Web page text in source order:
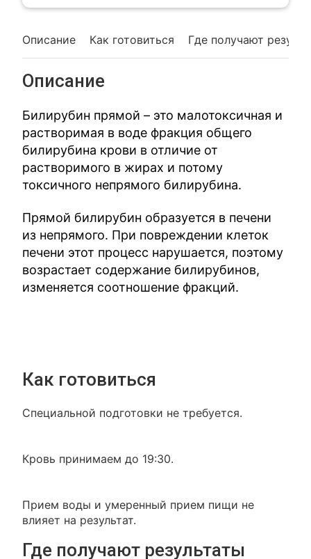
Описание Как готовиться Где получают
Описание
Билирубин прямой – это малотоксичная и
растворимая в воде фракция общего
билирубина крови в отличие от
растворимого в жирах и потому
токсичного непрямого билирубина.
Прямой билирубин образуется в печени
из непрямого. При повреждении клеток
печени этот процесс нарушается, поэтому
возрастает содержание билирубинов,
изменяется соотношение фракций.
Как готовиться
Специальной подготовки не требуется.
Кровь принимаем до 19:30.
Прием воды и умеренный прием пищи не
влияет на результат.
Где получают результаты